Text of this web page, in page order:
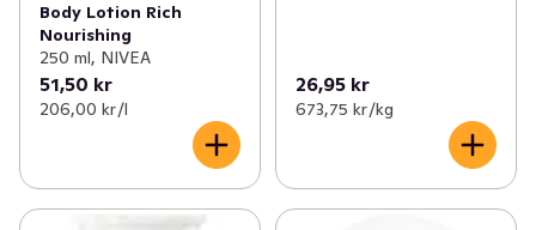
Body Lotion Rich
Nourishing
250 ml, NIVEA
51,50 kr
206,00 kr /l
26,95 kr
673,75 kr /kg